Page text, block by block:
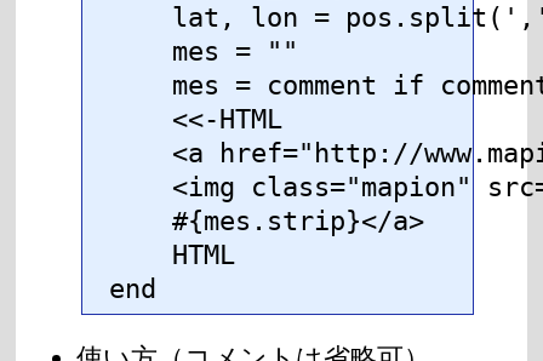
lat, lon =
    mes = ""
mes = comment if
    <<-HTML
<a href="http://
<img class="mapion"
    #{mes.strip}</a>
    HTML
end